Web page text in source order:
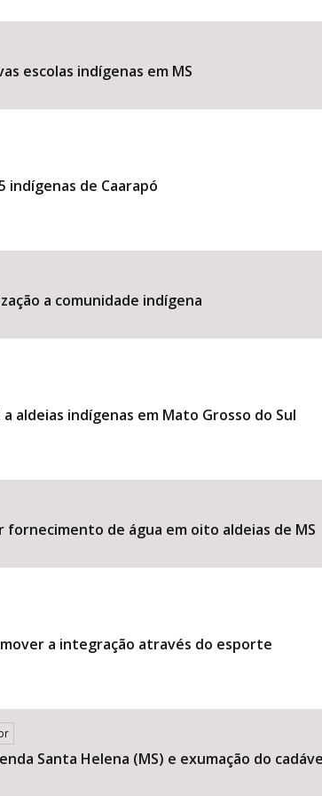
escolas indígenas em MS
indígenas de Caarapó
a comunidade indígena
aldeias indígenas em Mato Grosso do Sul
de água em oito aldeias de MS
a integração através do esporte
Santa Helena (MS) e exumação do